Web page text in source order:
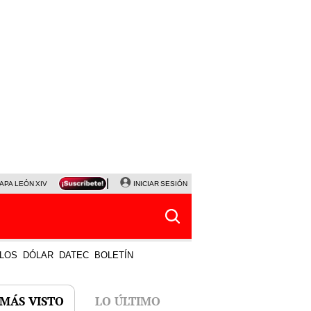
LEÓN XIV NALDY SALDAÑA LA BELLA LUZ
INICIAR SESIÓN
DÓLAR DATEC BOLETÍN
VISTO LO ÚLTIMO